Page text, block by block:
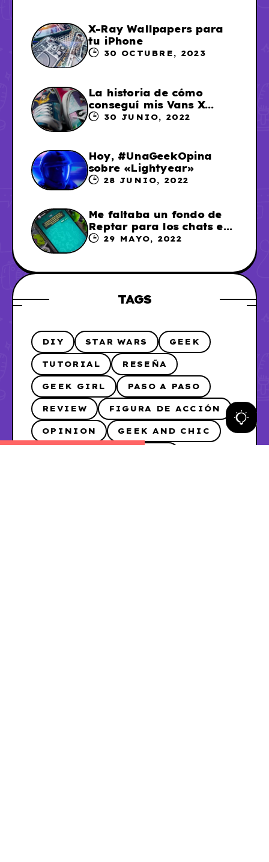
X-Ray Wallpapers para
tu iPhone
30 OCTUBRE, 2023
La historia de cómo
conseguí mis Vans X
Sailor Moon
30 JUNIO, 2022
Hoy, #UnaGeekOpina
sobre «Lightyear»
28 JUNIO, 2022
Me faltaba un fondo de
Reptar para los chats en
WhatsApp, así que me lo
29 MAYO, 2022
TAGS
DIY STAR WARS GEEK
TUTORIAL RESEÑA
GEEK GIRL PASO A PASO
REVIEW FIGURA DE ACCIÓN
OPINION GEEK AND CHIC